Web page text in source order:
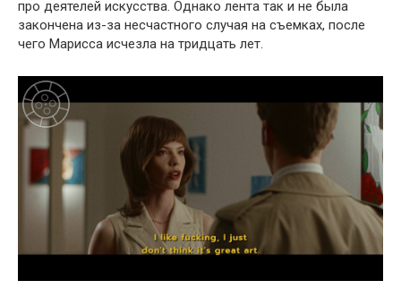
про деятелей искусства. Однако лента так и не была
закончена из-за несчастного случая на съемках, после
чего Марисса исчезла на тридцать лет.